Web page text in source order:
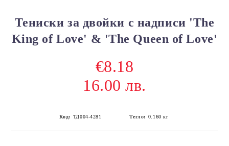
Тениски за двойки с надписи 'The
King of Love' & 'The Queen of Love'
€8.18
16.00 лв.
Код: ТД004-4281 Тегло: 0.160 кг